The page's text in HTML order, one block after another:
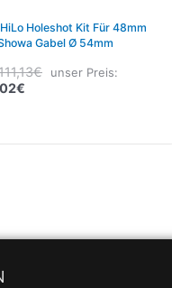
Holeshot Kit Für 48mm
Gabel Ø 54mm
€ unser Preis:
€